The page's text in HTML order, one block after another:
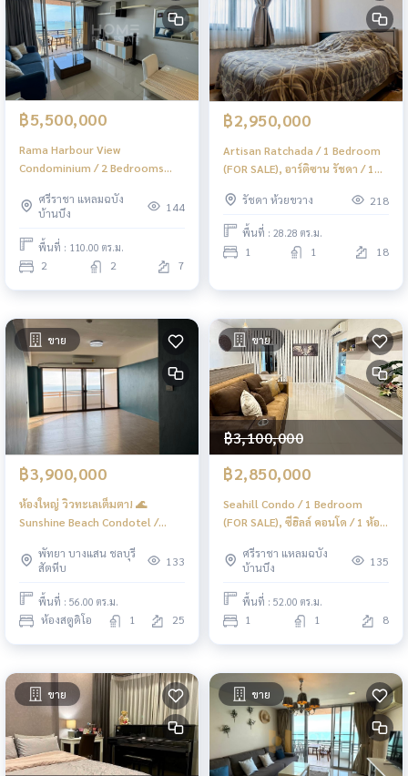
฿5,500,000
Rama Harbour View
Condominium / 2 Bedrooms
คอนโดมิเนียม / 2 ห้องนอน (ขาย)
YEAN207
ศรีราชา แหลมฉบัง
บ้านบึง
144
พื้นที่ : 110.00 ตร.ม.
2 2 7
฿2,950,000
Artisan Ratchada / 1 Bedroom
(FOR SALE), อาร์ติซาน รัชดา / 1
รัชดา ห้วยขวาง
218
พื้นที่ : 28.28 ตร.ม.
1 1 18
ขาย
฿3,900,000
ห้องใหญ่ วิวทะเลเต็มตา! 🌊
Sunshine Beach Condotel /
คอนโดเทล / สตูดิโอ (ขาย) KP039
พัทยา บางแสน ชลบุรี
สัตหีบ
133
พื้นที่ : 56.00 ตร.ม.
ห้องสตูดิโอ 1 25
ขาย
฿3,100,000
฿2,850,000
Seahill Condo / 1 Bedroom
(FOR SALE), ซีฮิลล์ คอนโด / 1 ห้อง
ศรีราชา แหลมฉบัง
บ้านบึง
135
พื้นที่ : 52.00 ตร.ม.
1 1 8
ขาย ขาย